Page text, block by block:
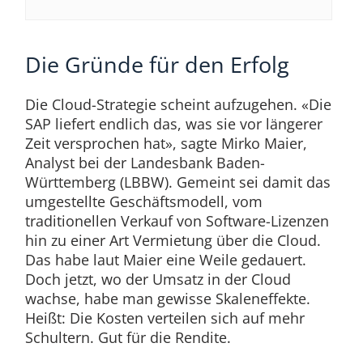
Die Gründe für den Erfolg
Die Cloud-Strategie scheint aufzugehen. «Die
SAP liefert endlich das, was sie vor längerer
Zeit versprochen hat», sagte Mirko Maier,
Analyst bei der Landesbank Baden-
Württemberg (LBBW). Gemeint sei damit das
umgestellte Geschäftsmodell, vom
traditionellen Verkauf von Software-Lizenzen
hin zu einer Art Vermietung über die Cloud.
Das habe laut Maier eine Weile gedauert.
Doch jetzt, wo der Umsatz in der Cloud
wachse, habe man gewisse Skaleneffekte.
Heißt: Die Kosten verteilen sich auf mehr
Schultern. Gut für die Rendite.